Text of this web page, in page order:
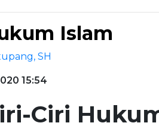
Islam
SH
15:54
Ciri